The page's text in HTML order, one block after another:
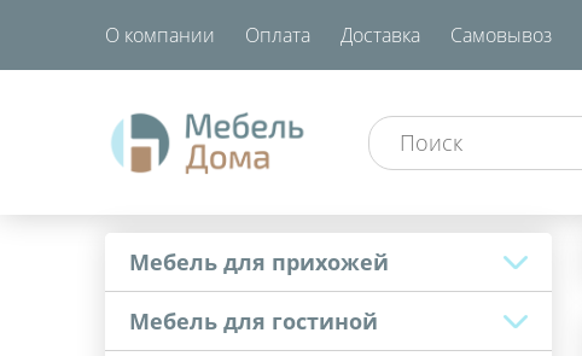
О компании Оплата Доставка Самовывоз
Мебель для прихожей
Мебель для гостиной